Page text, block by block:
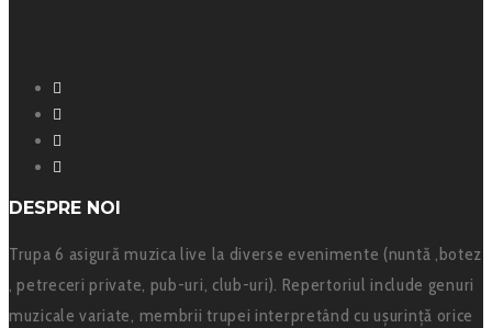
DESPRE NOI
Trupa 6 asigură muzica live la diverse evenimente (nuntă ,botez
, petreceri private, pub-uri, club-uri). Repertoriul include genuri
muzicale variate, membrii trupei interpretând cu ușurință orice